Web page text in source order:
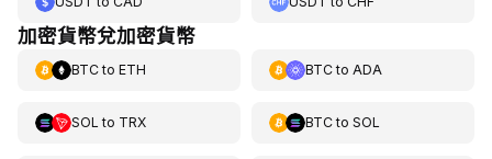
加密貨幣兌加密貨幣
BTCto ETH BTCto ADA
SOL to TRX BTCto SOL